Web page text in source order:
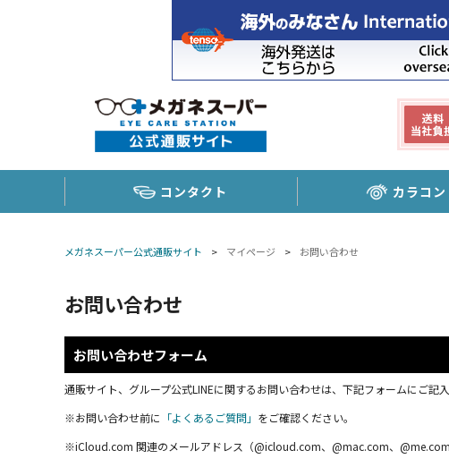
コンタクト カラコン
メガネスーパー公式通販サイト > マイページ > お問い合わせ
お問い合わせ
お問い合わせフォーム
通販サイト、グループ公式LINEに関するお問い合わせは、下記フォームにご
※お問い合わせ前に 「よくあるご質問」 をご確認ください。
※iCloud.com 関連のメールアドレス（@icloud.com、@mac.com、@me.com